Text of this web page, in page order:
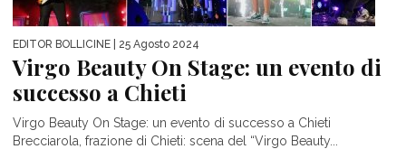
EDITOR BOLLICINE | 25 Agosto 2024
Virgo Beauty On Stage: un evento di
successo a Chieti
Virgo Beauty On Stage: un evento di successo a Chieti
Brecciarola, frazione di Chieti: scena del “Virgo Beauty...